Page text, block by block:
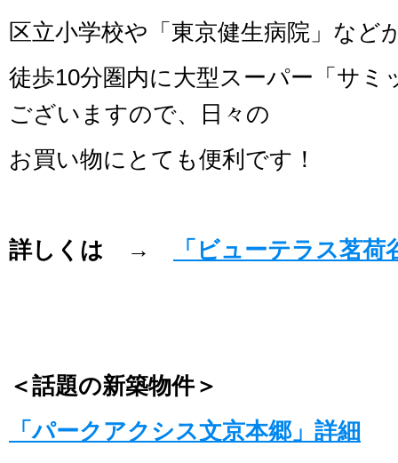
区立小学校や「東京健生病院」など
徒歩10分圏内に大型スーパー「サミ
ございますので、日々の
お買い物にとても便利です！
詳しくは → 「ビューテラス茗荷
＜話題の新築物件＞
「パークアクシス文京本郷」詳細